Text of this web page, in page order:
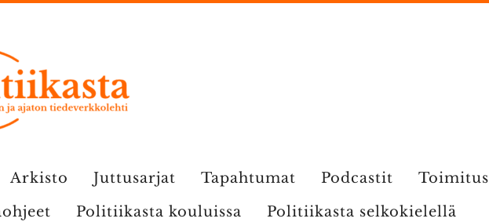
Arkisto Juttusarjat Tapahtumat Podcastit Toimitus
Politiikasta kouluissa Politiikasta selkokielellä